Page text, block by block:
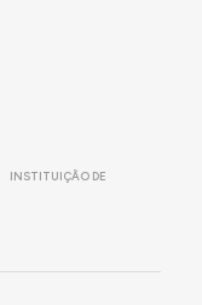
INSTITUIÇÃO DE